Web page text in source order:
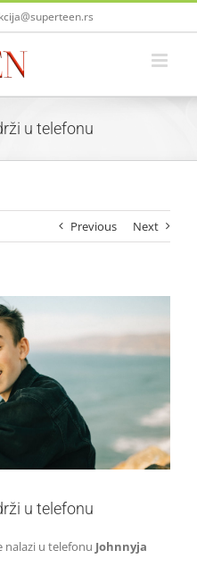
u telefonu
Previous Next
u telefonu
nalazi u telefonu Johnnyja